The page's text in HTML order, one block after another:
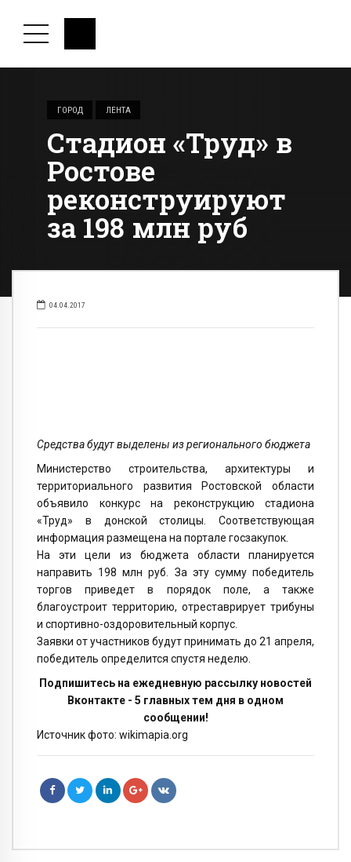
ГОРОД ЛЕНТА
Стадион «Труд» в
Ростове
реконструируют
за 198 млн руб
04.04.2017
Средства будут выделены из регионального бюджета
Министерство строительства, архитектуры и
территориального развития Ростовской области
объявило конкурс на реконструкцию стадиона
«Труд» в донской столицы. Соответствующая
информация размещена на портале госзакупок.
На эти цели из бюджета области планируется
направить 198 млн руб. За эту сумму победитель
торгов приведет в порядок поле, а также
благоустроит территорию, отреставрирует трибуны
и спортивно-оздоровительный корпус.
Заявки от участников будут принимать до 21 апреля,
победитель определится спустя неделю.
Подпишитесь на ежедневную рассылку новостей
Вконтакте - 5 главных тем дня в одном
сообщении!
Источник фото: wikimapia.org